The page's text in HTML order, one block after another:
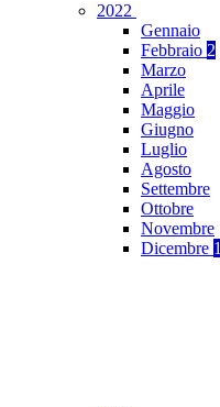
2022
Gennaio
Febbraio 2
Marzo
Aprile
Maggio
Giugno
Luglio
Agosto
Settembre
Ottobre
Novembre
Dicembre 1